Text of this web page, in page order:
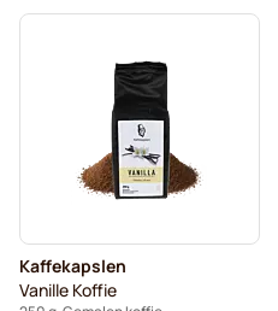
Kaffekapslen
Vanille Koffie